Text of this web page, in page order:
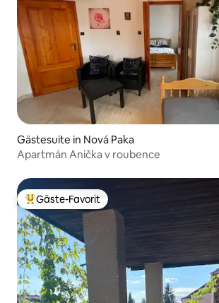
Gästesuite in Nová Paka
Apartmán Anička v roubence
Beliebter Gäste-Favorit.
Gäste-Favorit